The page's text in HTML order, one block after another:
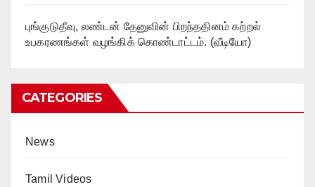
புங்குடுதீவு, லண்டன் தேனுவின் பிறந்ததினம் கற்றல்
உபகரணங்கள் வழங்கிக் கொண்டாட்டம். (வீடியோ)
CATEGORIES
News
Tamil Videos